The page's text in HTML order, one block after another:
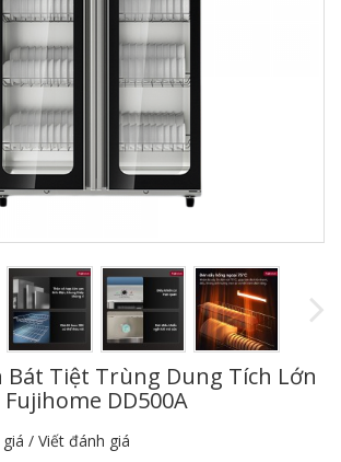
Bát Tiệt Trùng Dung Tích Lớn
Fujihome DD500A
/ Viết đánh giá